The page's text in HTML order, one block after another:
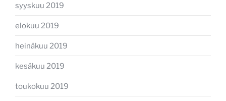
syyskuu 2019
elokuu 2019
heinäkuu 2019
kesäkuu 2019
toukokuu 2019